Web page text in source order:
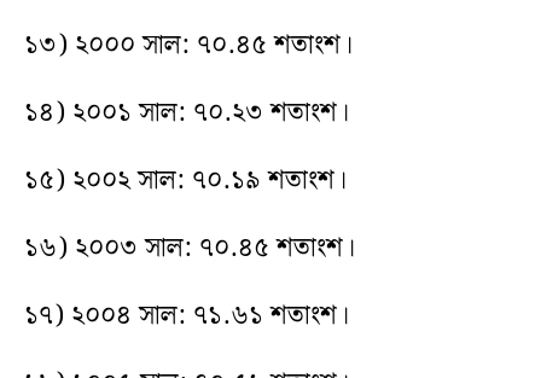
১৩) ২০০০ সাল: ৭০.৪৫ শতাংশ।
১৪) ২০০১ সাল: ৭০.২৩ শতাংশ।
১৫) ২০০২ সাল: ৭০.১৯ শতাংশ।
১৬) ২০০৩ সাল: ৭০.৪৫ শতাংশ।
১৭) ২০০৪ সাল: ৭১.৬১ শতাংশ।